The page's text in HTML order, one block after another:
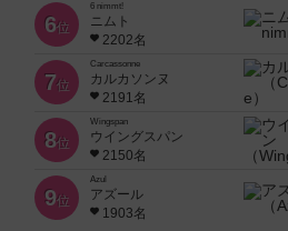
6位
6 nimmt!
ニムト
2202名
7位
Carcassonne
カルカソンヌ
2191名
8位
Wingspan
ウイングスパン
2150名
9位
Azul
アズール
1903名